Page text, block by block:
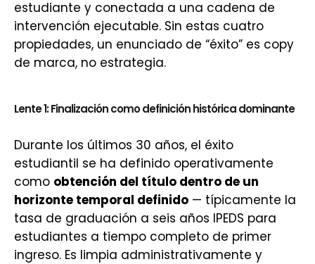
estudiante y conectada a una cadena de
intervención ejecutable. Sin estas cuatro
propiedades, un enunciado de “éxito” es copy
de marca, no estrategia.
Lente 1: Finalización como definición histórica dominante
Durante los últimos 30 años, el éxito
estudiantil se ha definido operativamente
como obtención del título dentro de un
horizonte temporal definido — típicamente la
tasa de graduación a seis años IPEDS para
estudiantes a tiempo completo de primer
ingreso. Es limpia administrativamente y